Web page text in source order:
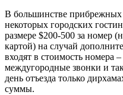
В большинстве прибрежных
некоторых городских
размере $200-500 за номер
картой) на случай
входят в стоимость номера
междугородные звонки и
день отъезда только
суммы.